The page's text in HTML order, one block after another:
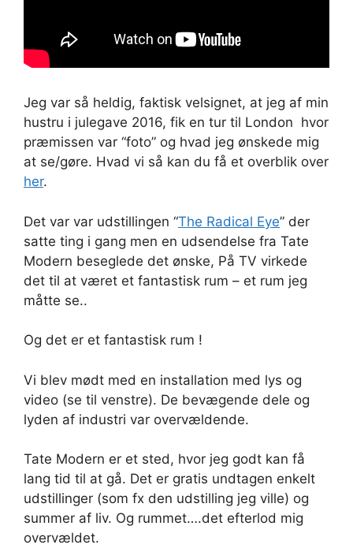
Jeg var så heldig, faktisk velsignet, at jeg af min
hustru i julegave 2016, fik en tur til London hvor
præmissen var “foto” og hvad jeg ønskede mig
at se/gøre. Hvad vi så kan du få et overblik over
her.
Det var var udstillingen “The Radical Eye” der
satte ting i gang men en udsendelse fra Tate
Modern beseglede det ønske, På TV virkede
det til at været et fantastisk rum – et rum jeg
måtte se..
Og det er et fantastisk rum !
Vi blev mødt med en installation med lys og
video (se til venstre). De bevægende dele og
lyden af industri var overvældende.
Tate Modern er et sted, hvor jeg godt kan få
lang tid til at gå. Det er gratis undtagen enkelt
udstillinger (som fx den udstilling jeg ville) og
summer af liv. Og rummet….det efterlod mig
overvældet.